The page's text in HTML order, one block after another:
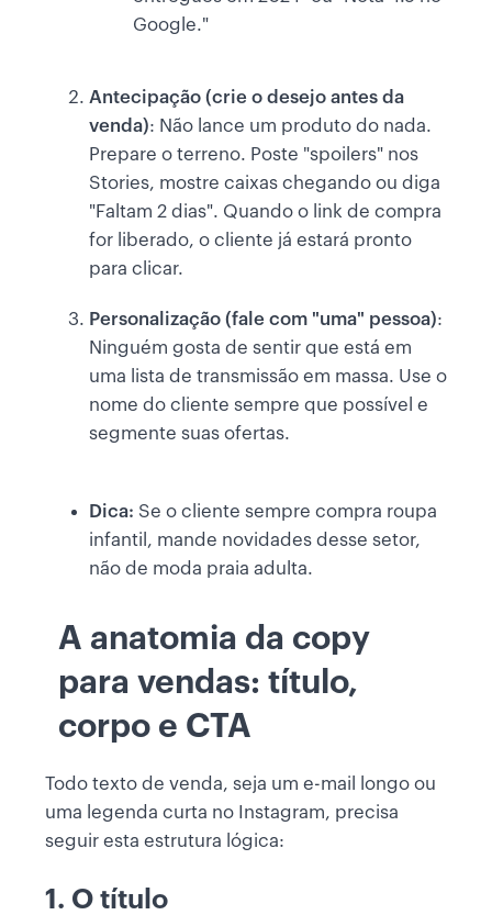
Google."
Antecipação (crie o desejo antes da
venda): Não lance um produto do nada.
Prepare o terreno. Poste "spoilers" nos
Stories, mostre caixas chegando ou diga
"Faltam 2 dias". Quando o link de compra
for liberado, o cliente já estará pronto
para clicar.
Personalização (fale com "uma" pessoa):
Ninguém gosta de sentir que está em
uma lista de transmissão em massa. Use o
nome do cliente sempre que possível e
segmente suas ofertas.
Dica: Se o cliente sempre compra roupa
infantil, mande novidades desse setor,
não de moda praia adulta.
A anatomia da copy
para vendas: título,
corpo e CTA
Todo texto de venda, seja um e-mail longo ou
uma legenda curta no Instagram, precisa
seguir esta estrutura lógica:
1. O título